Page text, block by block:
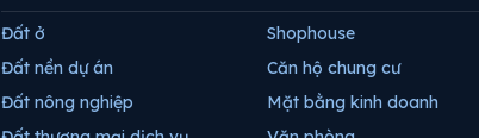
Đất ở
Đất nền dự án
Đất nông nghiệp
Shophouse
Căn hộ chung cư
Mặt bằng kinh doanh